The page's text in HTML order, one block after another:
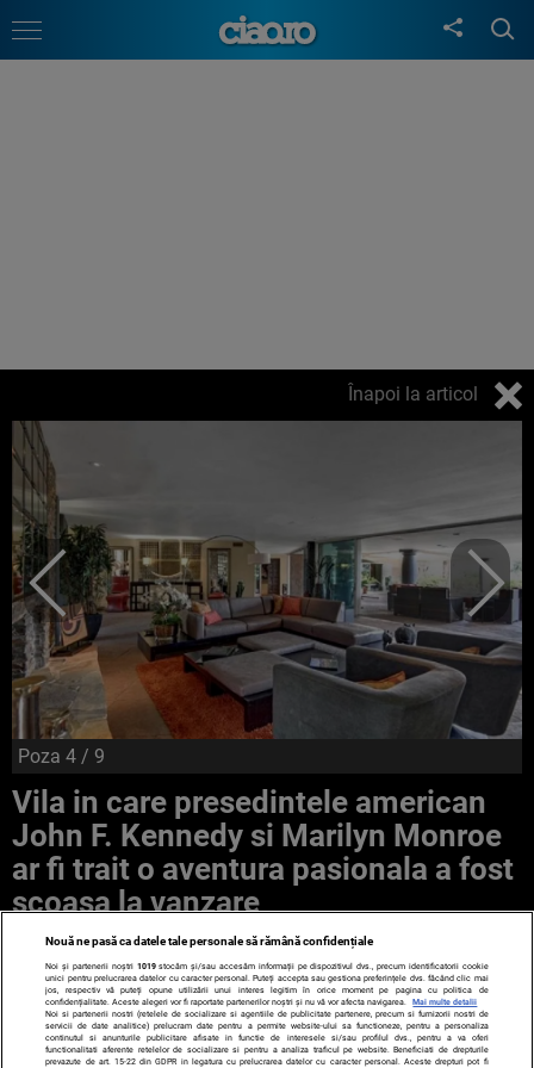
Înapoi la articol
Poza 4 / 9
Vila in care presedintele american
John F. Kennedy si Marilyn Monroe
ar fi trait o aventura pasionala a fost
scoasa la vanzare
Nouă ne pasă ca datele tale personale să rămână confidențiale
Noi și partenerii noștri 1019stocăm și/sau accesăm informații pe dispozitivul dvs., precum identificatorii cookie
unici pentru prelucrarea datelor cu caracter personal. Puteți accepta sau gestiona preferințele dvs. făcând clic mai
jos, respectiv vă puteți opune utilizării unui interes legitim în orice moment pe pagina cu politica de
confidențialitate. Aceste alegeri vor fi raportate partenerilor noștri și nu vă vor afecta navigarea.
Mai multe detalii
Noi si partenerii nostri (retelele de socializare si agentiile de publicitate partenere, precum si furnizorii nostri de
servicii de date analitice) prelucram date pentru a permite website-ului sa functioneze, pentru a personaliza
continutul si anunturile publicitare afisate in functie de interesele si/sau profilul dvs., pentru a va oferi
functionalitati aferente retelelor de socializare si pentru a analiza traficul pe website. Beneficiati de drepturile
prevazute de art. 15-22 din GDPR in legatura cu prelucrarea datelor cu caracter personal. Aceste drepturi pot fi